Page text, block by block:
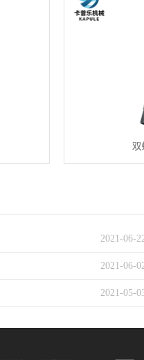
双
2021-06-
2021-06-
2021-05-